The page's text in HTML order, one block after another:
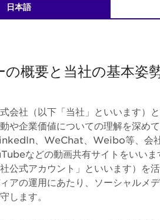
日本語
の概要と当社の基本姿
会社（以下「当社」といいます）
や企業価値についての理解を深
、WeChat、Weibo等、会社
などの動画共有サイトをいい
公式アカウント」といいます）を
アの運用にあたり、ソーシャルメ
します。